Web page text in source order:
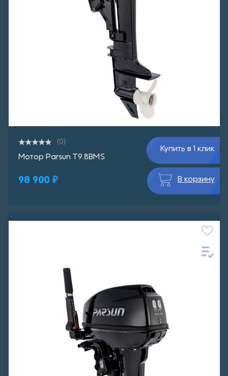
(0)
Мотор Parsun T9.8BMS
98 900 ₽
Купить в 1 клик
В корзину